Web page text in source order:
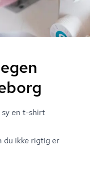
en t-shirt
du ikke rigtig er